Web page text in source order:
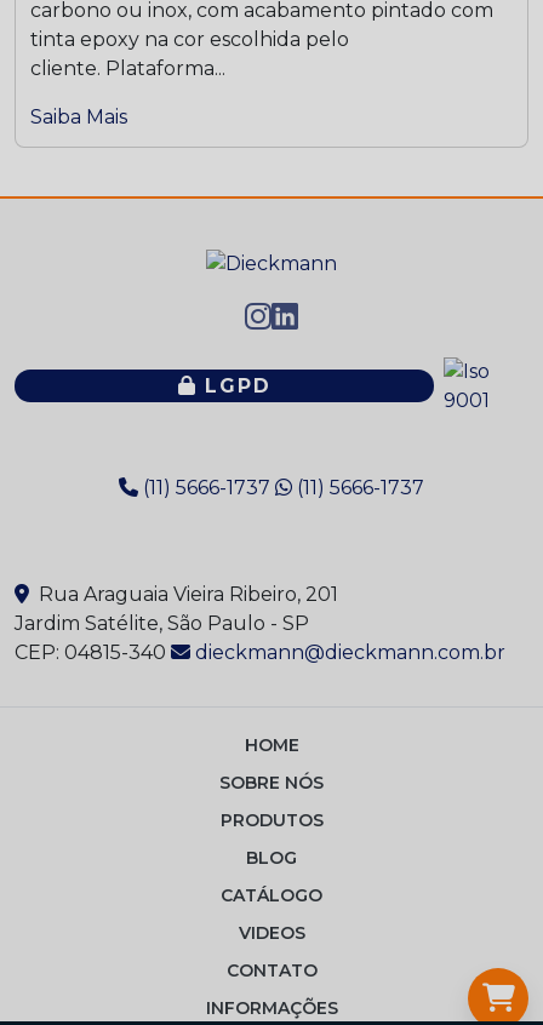
carbono ou inox, com acabamento pintado com
tinta epoxy na cor escolhida pelo
cliente. Plataforma...
Saiba Mais
LGPD
(11) 5666-1737 (11) 5666-1737
Rua Araguaia Vieira Ribeiro, 201
Jardim Satélite, São Paulo - SP
CEP: 04815-340
dieckmann@dieckmann.com.br
HOME
SOBRE NÓS
PRODUTOS
BLOG
CATÁLOGO
VIDEOS
CONTATO
INFORMAÇÕES